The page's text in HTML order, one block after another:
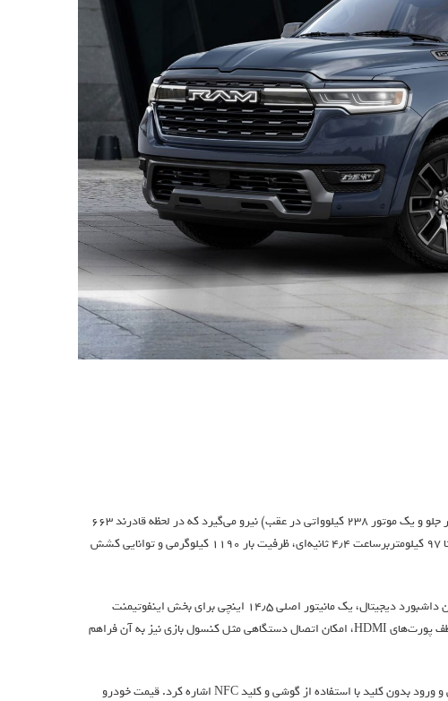
از لحاظ قدرتی، رم‌چارجر جدید از دو موتور الکتریکی (یک موتور ۲۵۰ کیلوواتی در جلو و یک موتور ۲۳۸ کیلوواتی در عقب) نیرو می‌گیرد که در لحظه قادرند ۶۶۳
اسب‌بخار نیرو و ۸۳۳ نیوتون-متر گشتاور را به چرخ‌ها بفرستند. نتیجه، شتاب ۰ تا ۹۷ کیلومتر‌برساعت ۴٫۴ ثانیه‌ای، ظرفیت بار ۱۱۹۰ کیلوگرمی و توانایی کشش
درون پیکاپ جدید رم پر از صفحه‌نمایش است؛ یک صفحه‌ی ۱۲٫۳ اینچی به عنوان داشبورد دیجیتال، یک مانیتور اصلی ۱۴٫۵ اینچی برای بخش اینفوتیمنت
(اطلاعات-سرگرمی) و در نهایت یک صفحه‌ی ۱۰٫۲۵ اینچی برای مسافران که به لطف پورت‌های HDMI، امکان اتصال دستگاهی مثل کنسول بازی نیز به آن فراهم
از دیگر امکانات رم‌چارجر ۱۵۰۰ می‌توان به هدآپ دیسپلی، آینه‌ی عقب دیجیتالی و ورود بدون کلید با استفاده از گوشی و کلید NFC اشاره کرد. قیمت خودرو